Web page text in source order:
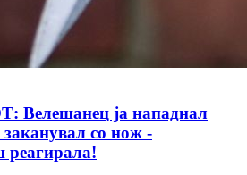
ја нападнал
заканувал со нож -
реагирала!